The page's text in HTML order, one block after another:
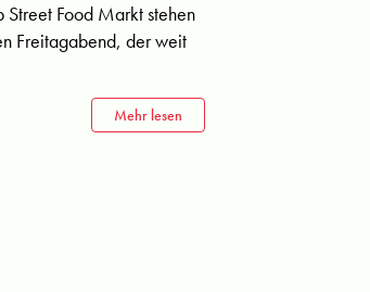
Street Food Markt stehen
Freitagabend, der weit
Mehr lesen